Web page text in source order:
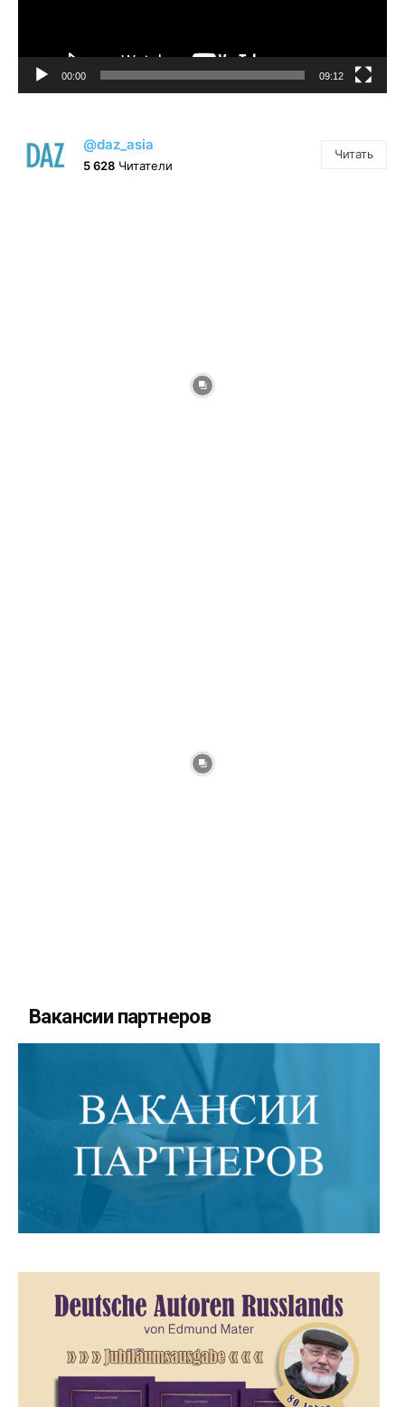
00:00 09:12
@daz_asia
5 628 Читатели
Читать
Вакансии партнеров